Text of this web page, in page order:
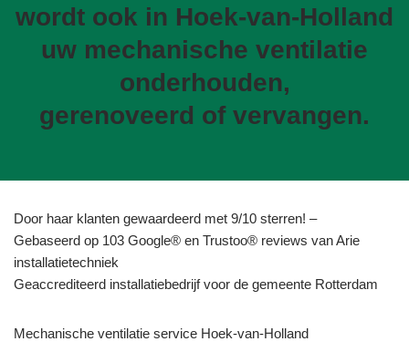
wordt ook in Hoek-van-Holland
uw mechanische ventilatie
onderhouden,
gerenoveerd of vervangen.
Door haar klanten gewaardeerd met 9/10 sterren! –
Gebaseerd op 103 Google® en Trustoo® reviews van Arie
installatietechniek
Geaccrediteerd installatiebedrijf voor de gemeente Rotterdam
Mechanische ventilatie service Hoek-van-Holland